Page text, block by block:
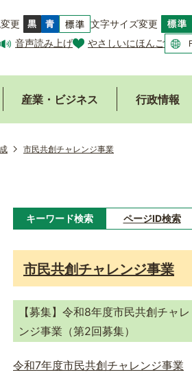
更 文字サイズ変更
音声読み上げ やさしいにほんご
産業・ビジネス 行政情報
市民共創チャレンジ事業
キーワード検索 ページID検索
ー
ワ
ー
検
索
市民共創チャレンジ事業
【募集】令和8年度市民共創チャレ
ンジ事業（第2回募集）
令和7年度市民共創チャレンジ事業